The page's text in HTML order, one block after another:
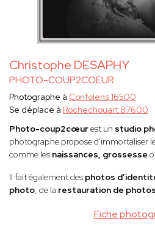
Christophe DESAPHY
PHOTO-COUP2COEUR
Fiche
Photographe à Confolens 16500
Se déplace à Rochechouart 87600
Photo-coup2cœurest un studio
photographe propose d'immortaliser
comme les naissances, grossesse
Il fait également des photos
photo, de la restauration de photos